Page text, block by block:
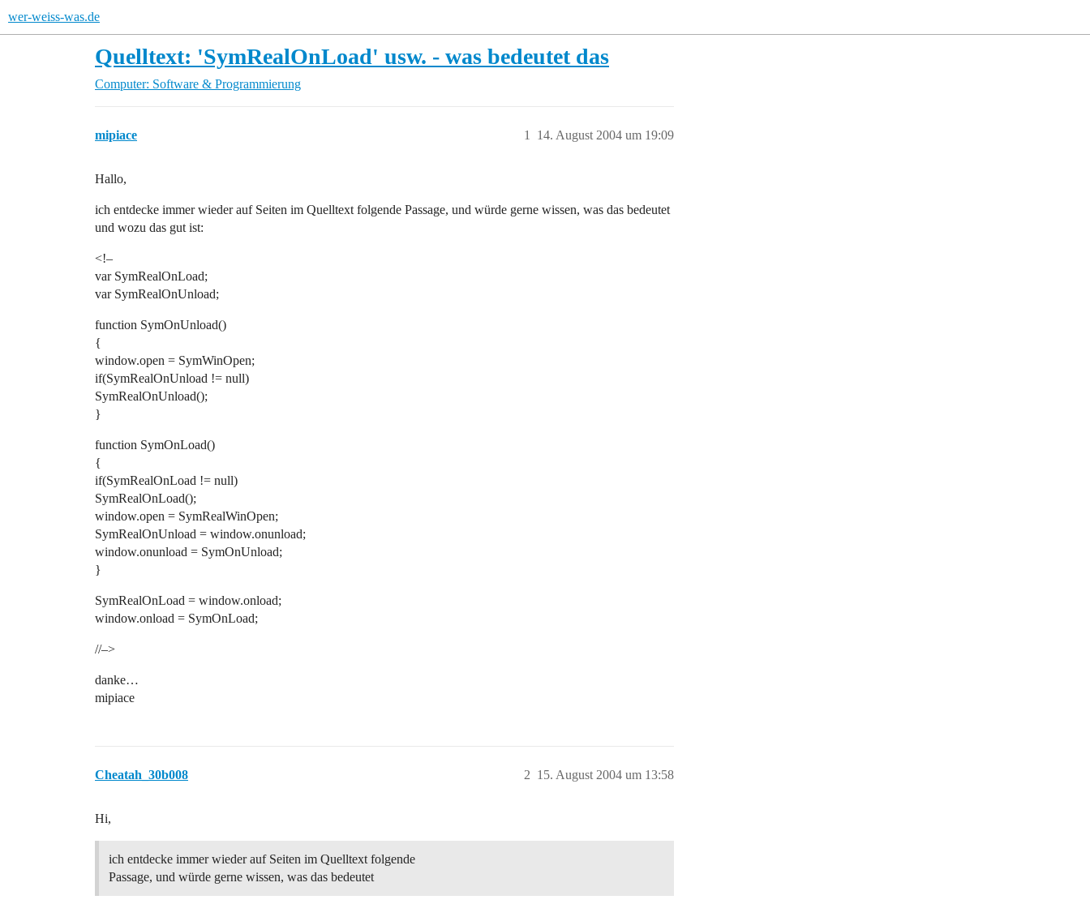
wer-weiss-was.de
Quelltext: 'SymRealOnLoad' usw. - was bedeutet das
Computer: Software & Programmierung
mipiace 14. August 2004 um 19:09
1
Hallo,
ich entdecke immer wieder auf Seiten im Quelltext folgende Passage, und würde gerne wissen, was das bedeutet
und wozu das gut ist:
<!–
var SymRealOnLoad;
var SymRealOnUnload;
function SymOnUnload()
{
window.open = SymWinOpen;
if(SymRealOnUnload != null)
SymRealOnUnload();
}
function SymOnLoad()
{
if(SymRealOnLoad != null)
SymRealOnLoad();
window.open = SymRealWinOpen;
SymRealOnUnload = window.onunload;
window.onunload = SymOnUnload;
}
SymRealOnLoad = window.onload;
window.onload = SymOnLoad;
//–>
danke…
mipiace
Cheatah_30b008 15. August 2004 um 13:58
2
Hi,
ich entdecke immer wieder auf Seiten im Quelltext folgende
Passage, und würde gerne wissen, was das bedeutet